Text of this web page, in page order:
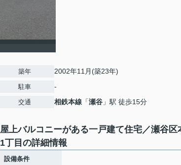
築年 2002年11月(築23年)
駐車 -
交通 相鉄本線 「瀬谷 」駅 徒歩15分
屋上バルコニーがある一戸建て住宅／瀬谷区
1丁目の詳細情報
設備条件